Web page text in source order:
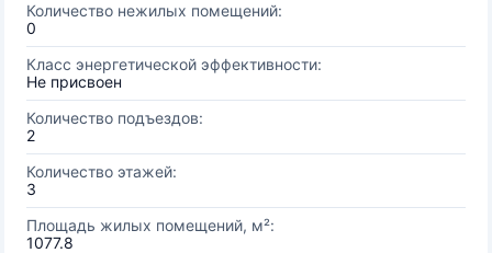
Количество нежилых помещений:
0
Класс энергетической эффективности:
Не присвоен
Количество подъездов:
2
Количество этажей:
3
Площадь жилых помещений, м²:
1077.8